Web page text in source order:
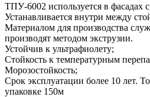
ТПУ-6002 используется в
Устанавливается внутри между
Материалом для производства
производят методом экструзии.
Устойчив к ультрафиолету;
Стойкость к температурным
Морозостойкость;
Срок эксплуатации более 10 лет.
упаковке 150м